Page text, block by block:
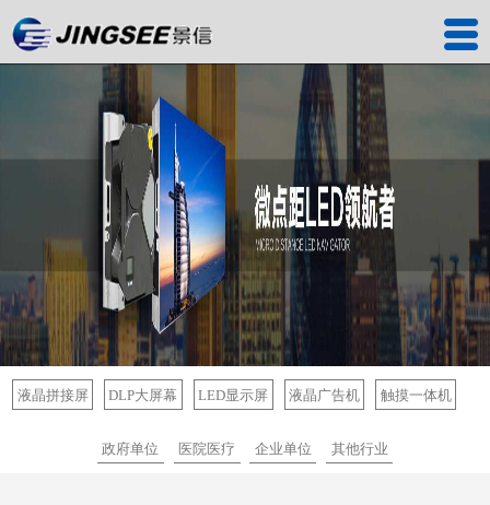
产品中心
工程案例
解决方案
服务中心
关于我们
联系我们
液晶拼接屏 DLP大屏幕 LED显示屏 液晶广告机 触摸一体机
政府单位 医院医疗 企业单位 其他行业